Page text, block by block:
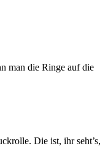
man die Ringe auf die
Die ist, ihr seht’s,